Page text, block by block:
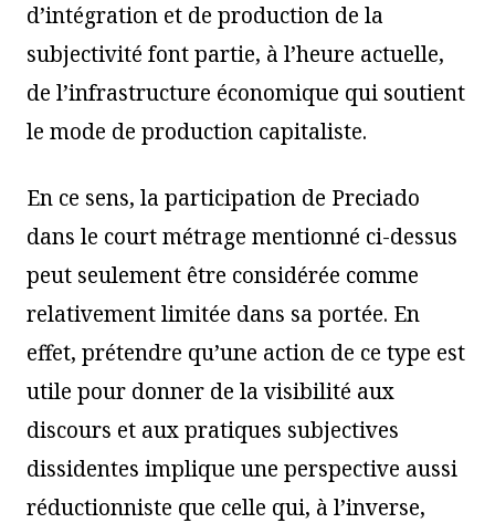
d’intégration et de production de la
subjectivité font partie, à l’heure actuelle,
de l’infrastructure économique qui soutient
le mode de production capitaliste.
En ce sens, la participation de Preciado
dans le court métrage mentionné ci-dessus
peut seulement être considérée comme
relativement limitée dans sa portée. En
effet, prétendre qu’une action de ce type est
utile pour donner de la visibilité aux
discours et aux pratiques subjectives
dissidentes implique une perspective aussi
réductionniste que celle qui, à l’inverse,